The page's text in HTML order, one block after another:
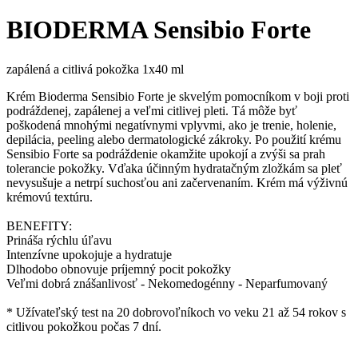
BIODERMA Sensibio Forte
zapálená a citlivá pokožka 1x40 ml
Krém Bioderma Sensibio Forte je skvelým pomocníkom v boji proti
podráždenej, zapálenej a veľmi citlivej pleti. Tá môže byť
poškodená mnohými negatívnymi vplyvmi, ako je trenie, holenie,
depilácia, peeling alebo dermatologické zákroky. Po použití krému
Sensibio Forte sa podráždenie okamžite upokojí a zvýši sa prah
tolerancie pokožky. Vďaka účinným hydratačným zložkám sa pleť
nevysušuje a netrpí suchosťou ani začervenaním. Krém má výživnú
krémovú textúru.
BENEFITY:
Prináša rýchlu úľavu
Intenzívne upokojuje a hydratuje
Dlhodobo obnovuje príjemný pocit pokožky
Veľmi dobrá znášanlivosť - Nekomedogénny - Neparfumovaný
* Užívateľský test na 20 dobrovoľníkoch vo veku 21 až 54 rokov s
citlivou pokožkou počas 7 dní.